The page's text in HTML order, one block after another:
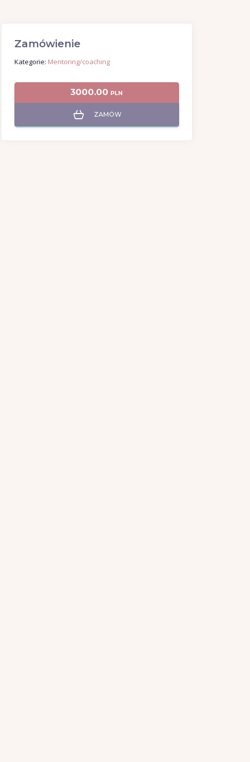
Zamówienie
Kategorie: Mentoring/coaching
3000.00 PLN
ZAMÓW